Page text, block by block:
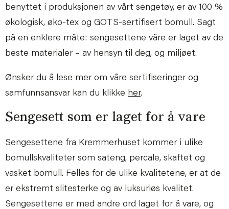
benyttet i produksjonen av vårt sengetøy, er av 100 %
økologisk, øko-tex og GOTS-sertifisert bomull. Sagt
på en enklere måte: sengesettene våre er laget av de
beste materialer – av hensyn til deg, og miljøet.
Ønsker du å lese mer om våre sertifiseringer og
samfunnsansvar kan du klikke her.
Sengesett som er laget for å vare
Sengesettene fra Kremmerhuset kommer i ulike
bomullskvaliteter som sateng, percale, skaftet og
vasket bomull. Felles for de ulike kvalitetene, er at de
er ekstremt slitesterke og av luksuriøs kvalitet.
Sengesettene er med andre ord laget for å vare, og